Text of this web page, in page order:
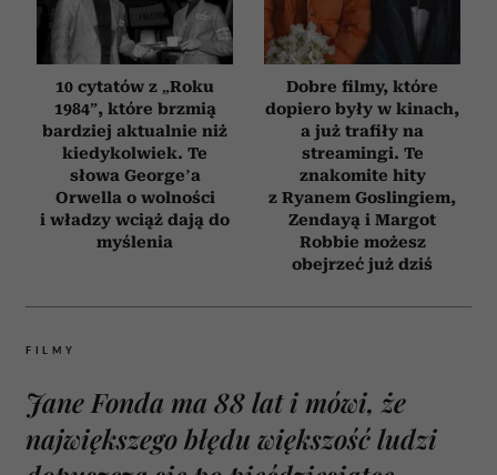
10 cytatów z „Roku
1984”, które brzmią
bardziej aktualnie niż
kiedykolwiek. Te
słowa George’a
Orwella o wolności
i władzy wciąż dają do
myślenia
Dobre filmy, które
dopiero były w kinach,
a już trafiły na
streamingi. Te
znakomite hity
z Ryanem Goslingiem,
Zendayą i Margot
Robbie możesz
obejrzeć już dziś
FILMY
Jane Fonda ma 88 lat i mówi, że
największego błędu większość ludzi